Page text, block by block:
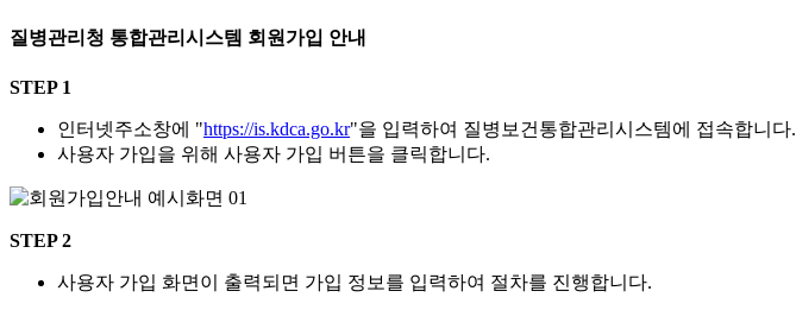
질병관리청 통합관리시스템 회원가입 안내
STEP 1
인터넷주소창에 "https://is.kdca.go.kr"을 입력하여 질병보건통합관리시스템에 접속합니다.
사용자 가입을 위해 사용자 가입 버튼을 클릭합니다.
STEP 2
사용자 가입 화면이 출력되면 가입 정보를 입력하여 절차를 진행합니다.